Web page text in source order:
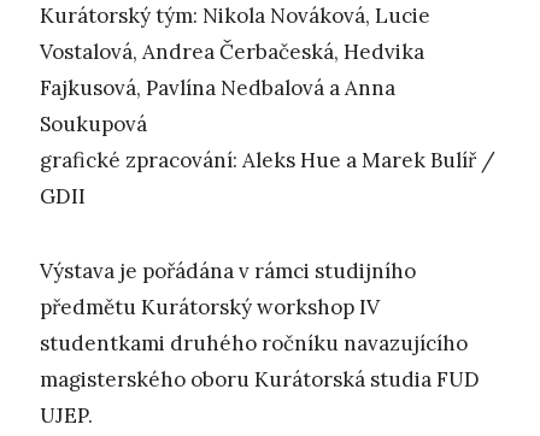
Kurátorský tým: Nikola Nováková, Lucie
Vostalová, Andrea Čerbačeská, Hedvika
Fajkusová, Pavlína Nedbalová a Anna
Soukupová
grafické zpracování: Aleks Hue a Marek Bulíř /
GDII
Výstava je pořádána v rámci studijního
předmětu Kurátorský workshop IV
studentkami druhého ročníku navazujícího
magisterského oboru Kurátorská studia FUD
UJEP.